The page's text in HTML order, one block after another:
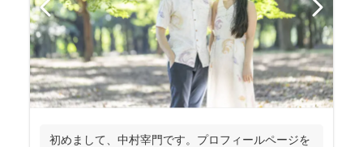
初めまして、中村宰門です。プロフィールページを